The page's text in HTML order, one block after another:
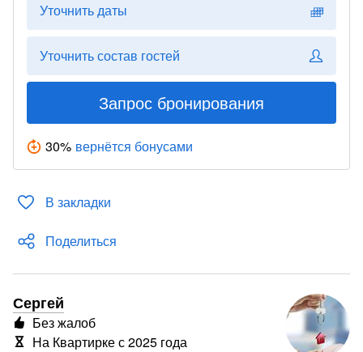
Уточнить даты
Уточнить состав гостей
Запрос бронирования
30% вернётся бонусами
В закладки
Поделиться
Сергей
Без жалоб
На Квартирке с 2025 года